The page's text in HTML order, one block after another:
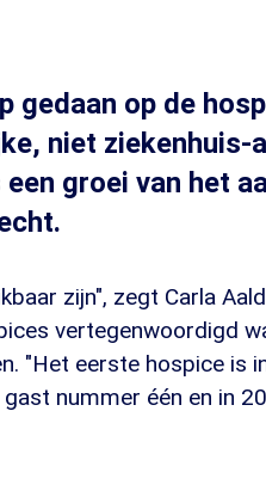
gedaan op de
niet ziekenhuis-
groei van het
zijn", zegt Carla
vertegenwoordigd
"Het eerste hospice is
nummer één en in